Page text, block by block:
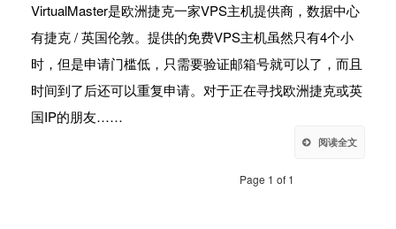
VirtualMaster是欧洲捷克一家VPS主机提供商，数据中心
有捷克 / 英国伦敦。提供的免费VPS主机虽然只有4个小
时，但是申请门槛低，只需要验证邮箱号就可以了，而且
时间到了后还可以重复申请。对于正在寻找欧洲捷克或英
国IP的朋友……
阅读全文
Page 1 of 1